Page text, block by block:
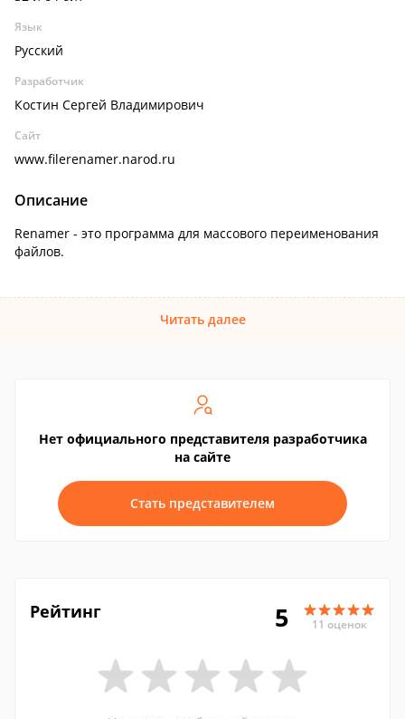
Язык
Русский
Разработчик
Костин Сергей Владимирович
Сайт
www.filerenamer.narod.ru
Описание
Renamer - это программа для массового переименования
файлов.
Читать далее
Нет официального представителя разработчика
на сайте
Стать представителем
Рейтинг 5 11 оценок